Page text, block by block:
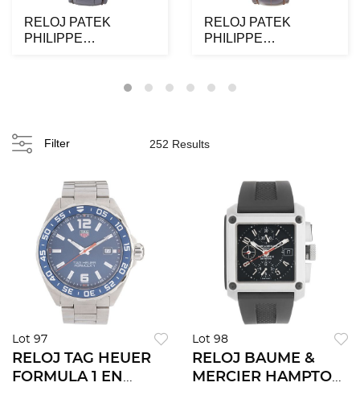
RELOJ PATEK
PHILIPPE
MOONPHASE EN
RELOJ PATEK
PHILIPPE
MOONPHASE EN
Filter 252 Results
Lot 97
RELOJ TAG HEUER
FORMULA 1 EN
Lot 98
RELOJ BAUME &
MERCIER HAMPTON